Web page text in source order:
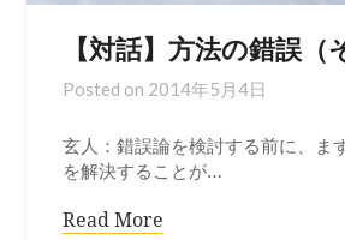
【対話】方法の錯誤（
Posted on 2014年5月4日
玄人：錯誤論を検討する前に、ま
を解決することが…
Read More